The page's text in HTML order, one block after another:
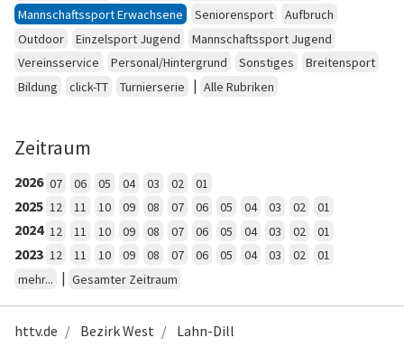
Mannschaftssport Erwachsene
Seniorensport
Aufbruch
Outdoor
Einzelsport Jugend
Mannschaftssport Jugend
Vereinsservice
Personal/Hintergrund Sonstiges
Breitensport
Bildung
click-TT Turnierserie | Alle Rubriken
Zeitraum
2026 07 06 05 04 03 02 01
2025 12 11 10 09 08 07 06 05 04 03 02 01
2024 12 11 10 09 08 07 06 05 04 03 02 01
2023 12 11 10 09 08 07 06 05 04 03 02
01
mehr...
| Gesamter Zeitraum
httv.de Bezirk West Lahn-Dill